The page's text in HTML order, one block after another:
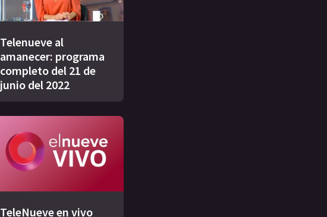
Telenueve al
amanecer: programa
completo del 21 de
junio del 2022
TeleNueve en vivo